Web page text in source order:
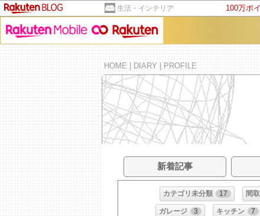
生活・インテリア 100万ポ
HOME
DIARY PROFILE
新着記事
カテゴリ未分類 17 間
ガレージ 3 キッチン 7